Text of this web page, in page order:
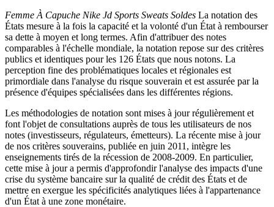
Femme À Capuche Nike Jd Sports Sweats Soldes La notation des
États mesure à la fois la capacité et la volonté d'un État à rembourser
sa dette à moyen et long termes. Afin d'attribuer des notes
comparables à l'échelle mondiale, la notation repose sur des critères
publics et identiques pour les 126 États que nous notons. La
perception fine des problématiques locales et régionales est
primordiale dans l'analyse du risque souverain et est assurée par la
présence d'équipes spécialisées dans les différentes régions.
Les méthodologies de notation sont mises à jour régulièrement et
font l'objet de consultations auprès de tous les utilisateurs de nos
notes (investisseurs, régulateurs, émetteurs). La récente mise à jour
de nos critères souverains, publiée en juin 2011, intègre les
enseignements tirés de la récession de 2008-2009. En particulier,
cette mise à jour a permis d'approfondir l'analyse des impacts d'une
crise du système bancaire sur la qualité de crédit des États et de
mettre en exergue les spécificités analytiques liées à l'appartenance
d'un État à une zone monétaire.